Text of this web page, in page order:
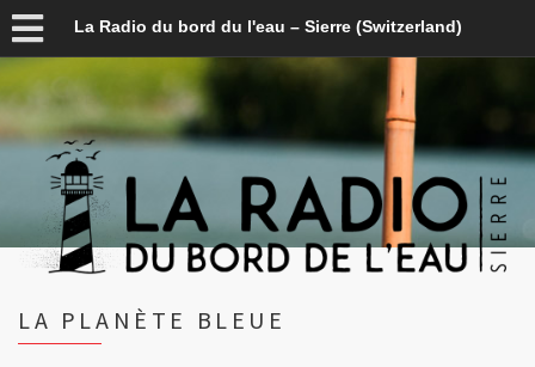
La Radio du bord du l'eau – Sierre (Switzerland)
LA PLANÈTE BLEUE